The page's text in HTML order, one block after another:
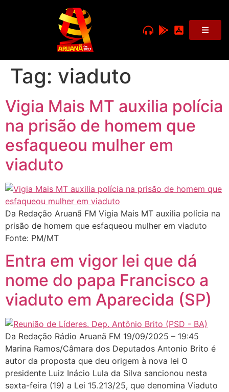
Tag: viaduto
Vigia Mais MT auxilia polícia
na prisão de homem que
esfaqueou mulher em
viaduto
Da Redação Aruanã FM Vigia Mais MT auxilia polícia na
prisão de homem que esfaqueou mulher em viaduto
Fonte: PM/MT
Entra em vigor lei que dá
nome do papa Francisco a
viaduto em Aparecida (SP)
Da Redação Rádio Aruanã FM 19/09/2025 – 19:45
Marina Ramos/Câmara dos Deputados Antonio Brito é
autor da proposta que deu origem à nova lei O
presidente Luiz Inácio Lula da Silva sancionou nesta
sexta-feira (19) a Lei 15.213/25, que denomina Viaduto